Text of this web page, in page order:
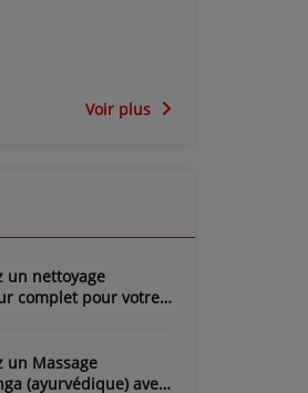
Voir plus
un nettoyage
complet pour votre
un Massage
(ayurvédique) avec